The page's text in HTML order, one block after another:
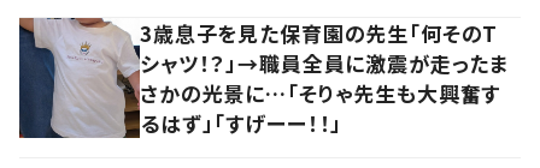
3歳息子を見た保育園の先生「何そのT
シャツ！？」→職員全員に激震が走ったま
さかの光景に…「そりゃ先生も大興奮す
るはず」「すげーー！！」